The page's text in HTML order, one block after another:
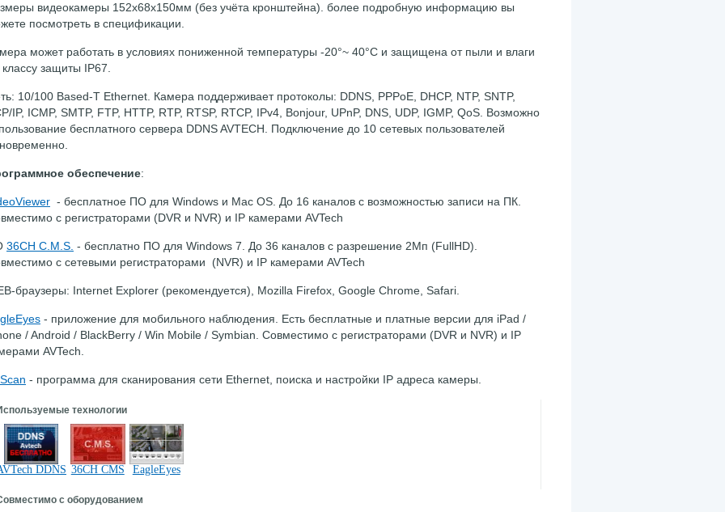
видеокамеры 152x68x150мм (без учёта кронштейна). более подробную информацию вы
посмотреть в спецификации.
может работать в условиях пониженной температуры -20°~ 40°С и защищена от пыли и влаги
защиты IP67.
10/100 Based-T Ethernet. Камера поддерживает протоколы: DDNS, PPPoE, DHCP, NTP, SNTP,
IP, ICMP, SMTP, FTP, HTTP, RTP, RTSP, RTCP, IPv4, Bonjour, UPnP, DNS, UDP, IGMP, QoS. Возможно
бесплатного сервера DDNS AVTECH. Подключение до 10 сетевых пользователей
обеспечение:
- бесплатное ПО для Windows и Mac OS. До 16 каналов с возможностью записи на ПК.
с регистраторами (DVR и NVR) и IP камерами AVTech
36CH C.M.S. - бесплатно ПО для Windows 7. До 36 каналов с разрешение 2Мп (FullHD).
с сетевыми регистраторами (NVR) и IP камерами AVTech
браузеры: Internet Explorer (рекомендуется), Mozilla Firefox, Google Chrome, Safari.
- приложение для мобильного наблюдения. Есть бесплатные и платные версии для iPad /
/ Android / BlackBerry / Win Mobile / Symbian. Совместимо с регистраторами (DVR и NVR) и IP
AVTech.
- программа для сканирования сети Ethernet, поиска и настройки IP адреса камеры.
технологии
DDNS 36CH CMS EagleEyes
с оборудованием